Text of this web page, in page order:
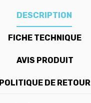
DESCRIPTION
FICHE TECHNIQUE
AVIS PRODUIT
POLITIQUE DE RETOUR